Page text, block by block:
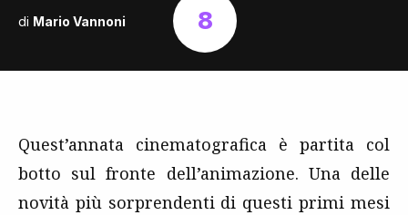
di Mario Vannoni 8
Quest’annata cinematografica è partita col
botto sul fronte dell’animazione. Una delle
novità più sorprendenti di questi primi mesi